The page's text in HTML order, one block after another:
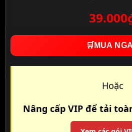
🛒 MUA
Hoặc
Nâng cấp VIP để tải